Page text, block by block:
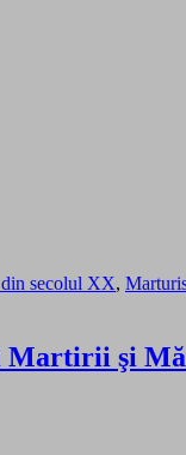
secolul XX,
Martirii şi